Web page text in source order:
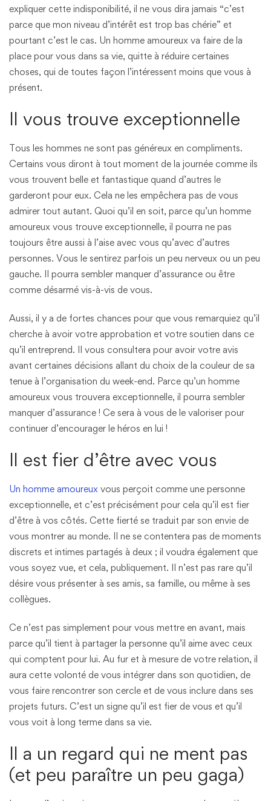
expliquer cette indisponibilité, il ne vous dira jamais “c’est
parce que mon niveau d’intérêt est trop bas chérie” et
pourtant c’est le cas. Un homme amoureux va faire de la
place pour vous dans sa vie, quitte à réduire certaines
choses, qui de toutes façon l’intéressent moins que vous à
présent.
Il vous trouve exceptionnelle
Tous les hommes ne sont pas généreux en compliments.
Certains vous diront à tout moment de la journée comme ils
vous trouvent belle et fantastique quand d’autres le
garderont pour eux. Cela ne les empêchera pas de vous
admirer tout autant. Quoi qu’il en soit, parce qu’un homme
amoureux vous trouve exceptionnelle, il pourra ne pas
toujours être aussi à l’aise avec vous qu’avec d’autres
personnes. Vous le sentirez parfois un peu nerveux ou un peu
gauche. Il pourra sembler manquer d’assurance ou être
comme désarmé vis-à-vis de vous.
Aussi, il y a de fortes chances pour que vous remarquiez qu’il
cherche à avoir votre approbation et votre soutien dans ce
qu’il entreprend. Il vous consultera pour avoir votre avis
avant certaines décisions allant du choix de la couleur de sa
tenue à l’organisation du week-end. Parce qu’un homme
amoureux vous trouvera exceptionnelle, il pourra sembler
manquer d’assurance ! Ce sera à vous de le valoriser pour
continuer d’encourager le héros en lui !
Il est fier d’être avec vous
Un homme amoureux vous perçoit comme une personne
exceptionnelle, et c’est précisément pour cela qu’il est fier
d’être à vos côtés. Cette fierté se traduit par son envie de
vous montrer au monde. Il ne se contentera pas de moments
discrets et intimes partagés à deux ; il voudra également que
vous soyez vue, et cela, publiquement. Il n’est pas rare qu’il
désire vous présenter à ses amis, sa famille, ou même à ses
collègues.
Ce n’est pas simplement pour vous mettre en avant, mais
parce qu’il tient à partager la personne qu’il aime avec ceux
qui comptent pour lui. Au fur et à mesure de votre relation, il
aura cette volonté de vous intégrer dans son quotidien, de
vous faire rencontrer son cercle et de vous inclure dans ses
projets futurs. C’est un signe qu’il est fier de vous et qu’il
vous voit à long terme dans sa vie.
Il a un regard qui ne ment pas
(et peu paraître un peu gaga)